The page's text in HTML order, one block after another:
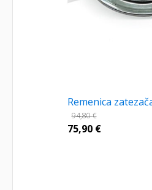
Remenica
94,80€
75,90 €